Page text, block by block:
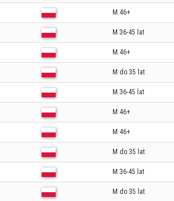
M 46+
M 36-45 lat
M 46+
M do 35 lat
M 36-45 lat
M 46+
M 46+
M do 35 lat
M 36-45 lat
M do 35 lat